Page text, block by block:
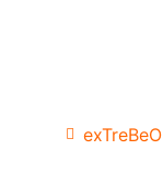
exTreBeO